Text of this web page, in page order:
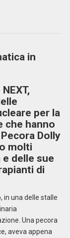
in
per la
che hanno
Dolly
molti
delle sue
di
in una delle stalle
Una pecora
aveva appena